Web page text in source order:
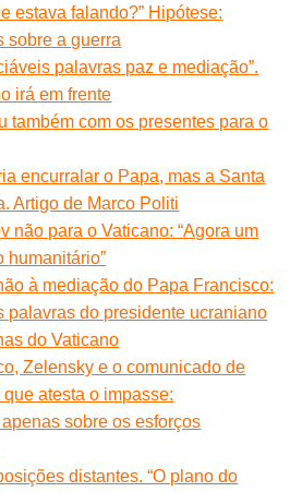
estava falando?” Hipótese:
sobre a guerra
palavras paz e mediação”.
irá em frente
também com os presentes para o
encurralar o Papa, mas a Santa
Artigo de Marco Politi
não para o Vaticano: “Agora um
humanitário”
à mediação do Papa Francisco:
palavras do presidente ucraniano
do Vaticano
Zelensky e o comunicado de
atesta o impasse:
sobre os esforços
distantes. “O plano do